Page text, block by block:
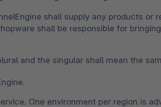
Scopri tutte le funzionalità
Shopware Community
Esplora il vasto ecosistema di
sviluppatori ed esperti del
punteggio più alto nella
Leggi il rapporto
shall supply any products or
shall be responsible for
and the singular shall mean the
One environment per region is